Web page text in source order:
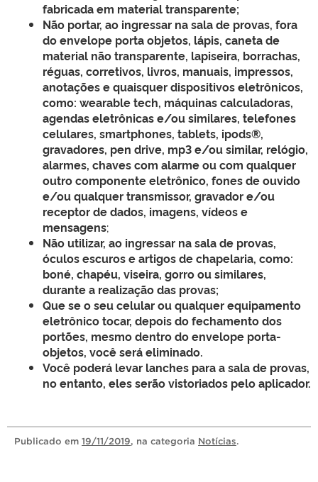
fabricada em material transparente;
Não portar, ao ingressar na sala de provas, fora
do envelope porta objetos, lápis, caneta de
material não transparente, lapiseira, borrachas,
réguas, corretivos, livros, manuais, impressos,
anotações e quaisquer dispositivos eletrônicos,
como: wearable tech, máquinas calculadoras,
agendas eletrônicas e/ou similares, telefones
celulares, smartphones, tablets, ipods®,
gravadores, pen drive, mp3 e/ou similar, relógio,
alarmes, chaves com alarme ou com qualquer
outro componente eletrônico, fones de ouvido
e/ou qualquer transmissor, gravador e/ou
receptor de dados, imagens, vídeos e
mensagens;
Não utilizar, ao ingressar na sala de provas,
óculos escuros e artigos de chapelaria, como:
boné, chapéu, viseira, gorro ou similares,
durante a realização das provas;
Que se o seu celular ou qualquer equipamento
eletrônico tocar, depois do fechamento dos
portões, mesmo dentro do envelope porta-
objetos, você será eliminado.
Você poderá levar lanches para a sala de provas,
no entanto, eles serão vistoriados pelo aplicador.
Publicado em 19/11/2019, na categoria Notícias.